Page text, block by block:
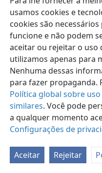
usamos cookies e
cookies são
funcione e não podem
aceitar ou rejeitar o uso
utilizamos apenas para
Nenhuma dessas
para fazer propaganda.
Política global sobre
similares. Você pode
a qualquer momento
Configurações de
Aceitar Rejeitar
Português
Copyright© 2026 Watch Tower
Termos de Uso
Configurações de